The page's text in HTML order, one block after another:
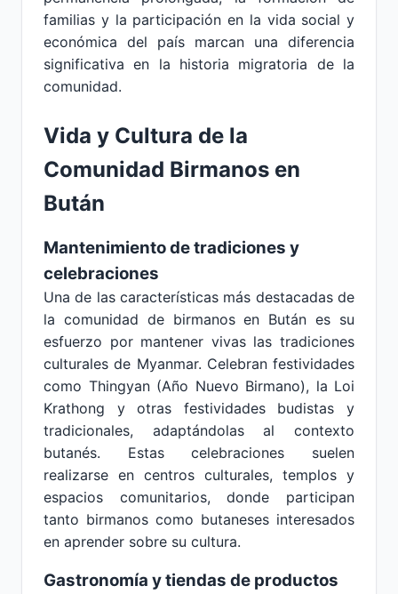
familias y la participación en la vida social y
económica del país marcan una diferencia
significativa en la historia migratoria de la
comunidad.
Vida y Cultura de la
Comunidad Birmanos en
Bután
Mantenimiento de tradiciones y
celebraciones
Una de las características más destacadas de
la comunidad de birmanos en Bután es su
esfuerzo por mantener vivas las tradiciones
culturales de Myanmar. Celebran festividades
como Thingyan (Año Nuevo Birmano), la Loi
Krathong y otras festividades budistas y
tradicionales, adaptándolas al contexto
butanés. Estas celebraciones suelen
realizarse en centros culturales, templos y
espacios comunitarios, donde participan
tanto birmanos como butaneses interesados
en aprender sobre su cultura.
Gastronomía y tiendas de productos